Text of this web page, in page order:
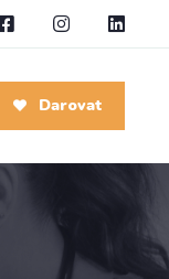
Darovat